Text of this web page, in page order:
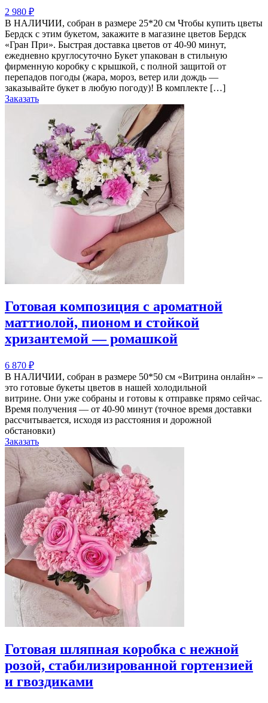
2 980 ₽
В НАЛИЧИИ, собран в размере 25*20 см Чтобы купить цветы
Бердск с этим букетом, закажите в магазине цветов Бердск
«Гран При». Быстрая доставка цветов от 40-90 минут,
ежедневно круглосуточно Букет упакован в стильную
фирменную коробку с крышкой, с полной защитой от
перепадов погоды (жара, мороз, ветер или дождь —
заказывайте букет в любую погоду)! В комплекте […]
Заказать
Готовая композиция с ароматной
маттиолой, пионом и стойкой
хризантемой — ромашкой
6 870 ₽
В НАЛИЧИИ, собран в размере 50*50 см «Витрина онлайн» –
это готовые букеты цветов в нашей холодильной
витрине. Они уже собраны и готовы к отправке прямо сейчас.
Время получения — от 40-90 минут (точное время доставки
рассчитывается, исходя из расстояния и дорожной
обстановки)
Заказать
Готовая шляпная коробка с нежной
розой, стабилизированной гортензией
и гвоздиками